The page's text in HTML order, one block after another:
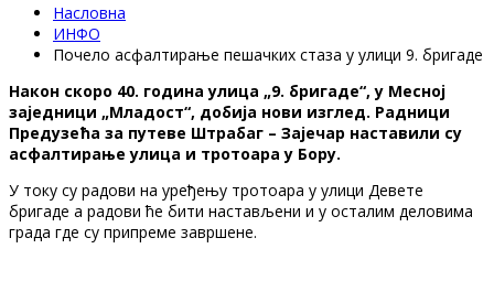
Насловна
ИНФО
Почело асфалтирање пешачких стаза у улици 9. бригаде
Након скоро 40. година улица „9. бригаде“, у Месној
заједници „Младост“, добија нови изглед. Радници
Предузећа за путеве Штрабаг – Зајечар наставили су
асфалтирање улица и тротоара у Бору.
У току су радови на уређењу тротоара у улици Девете
бригаде а радови ће бити настављени и у осталим деловима
града где су припреме завршене.